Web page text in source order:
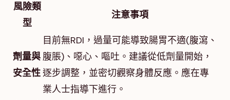
風險類
型
注意事項
劑量與
安全性
目前無RDI，過量可能導致腸胃不適(腹瀉、
腹脹)、噁心、嘔吐。建議從低劑量開始，
逐步調整，並密切觀察身體反應。應在專
業人士指導下進行。